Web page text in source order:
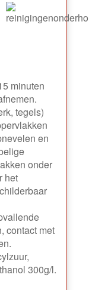
minuten
tegels)
en
onder
het
contact met
300g/l.